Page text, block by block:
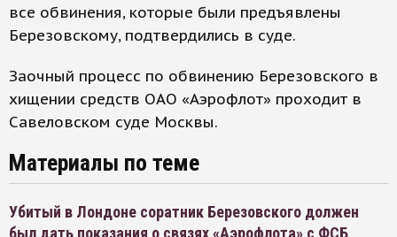
все обвинения, которые были предъявлены
Березовскому, подтвердились в суде.
Заочный процесс по обвинению Березовского в
хищении средств ОАО «Аэрофлот» проходит в
Савеловском суде Москвы.
Материалы по теме
Убитый в Лондоне соратник Березовского должен
был дать показания о связях «Аэрофлота» с ФСБ